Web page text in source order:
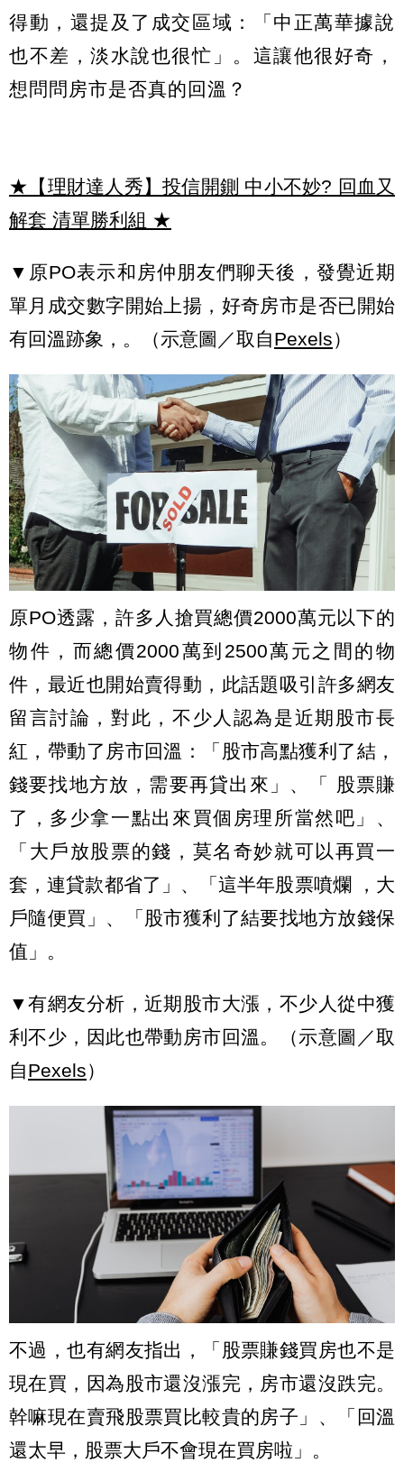
得動，還提及了成交區域：「中正萬華據說
也不差，淡水說也很忙」。這讓他很好奇，
想問問房市是否真的回溫？
★【理財達人秀】投信開鍘 中小不妙? 回血又
解套 清單勝利組 ★
▼原PO表示和房仲朋友們聊天後，發覺近期
單月成交數字開始上揚，好奇房市是否已開始
有回溫跡象，。（示意圖／取自Pexels）
原PO透露，許多人搶買總價2000萬元以下的
物件，而總價2000萬到2500萬元之間的物
件，最近也開始賣得動，此話題吸引許多網友
留言討論，對此，不少人認為是近期股市長
紅，帶動了房市回溫：「股市高點獲利了結，
錢要找地方放，需要再貸出來」、「 股票賺
了，多少拿一點出來買個房理所當然吧」、
「大戶放股票的錢，莫名奇妙就可以再買一
套，連貸款都省了」、「這半年股票噴爛 ，大
戶隨便買」、「股市獲利了結要找地方放錢保
值」。
▼有網友分析，近期股市大漲，不少人從中獲
利不少，因此也帶動房市回溫。（示意圖／取
自Pexels）
不過，也有網友指出，「股票賺錢買房也不是
現在買，因為股市還沒漲完，房市還沒跌完。
幹嘛現在賣飛股票買比較貴的房子」、「回溫
還太早，股票大戶不會現在買房啦」。